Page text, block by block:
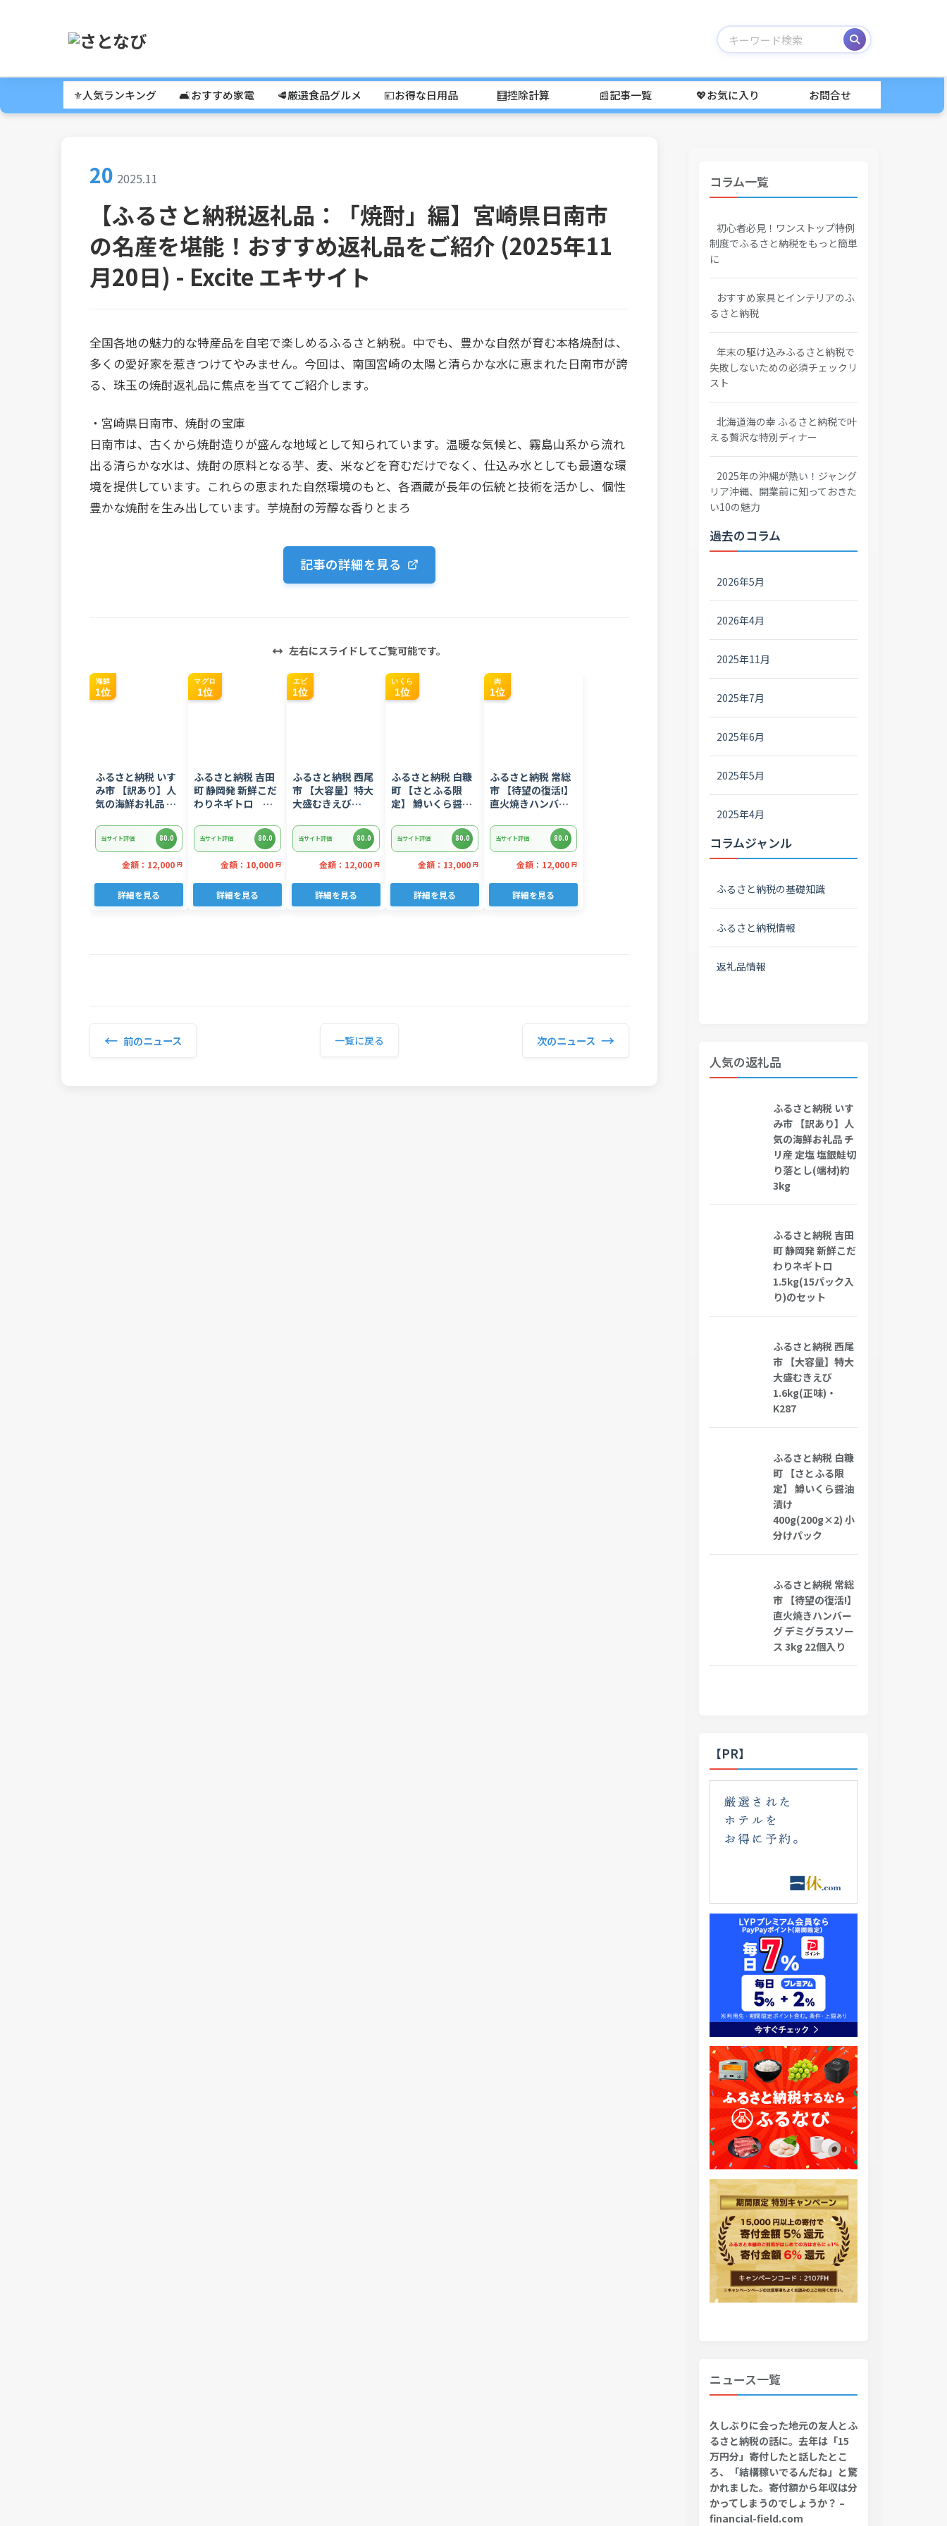
⚜️人気ランキング 🛋️おすすめ家電 🥩厳選食品グルメ 💴お得な日用品 🧮控除計算 📰記事一覧 💖お気に入り お問合せ
20 2025.11
【ふるさと納税返礼品：「焼酎」編】宮崎県日南市
の名産を堪能！おすすめ返礼品をご紹介 (2025年11
月20日) - Excite エキサイト
全国各地の魅力的な特産品を自宅で楽しめるふるさと納税。中でも、豊かな自然が育む本格焼酎は、
多くの愛好家を惹きつけてやみません。今回は、南国宮崎の太陽と清らかな水に恵まれた日南市が誇
る、珠玉の焼酎返礼品に焦点を当ててご紹介します。
・宮崎県日南市、焼酎の宝庫
日南市は、古くから焼酎造りが盛んな地域として知られています。温暖な気候と、霧島山系から流れ
出る清らかな水は、焼酎の原料となる芋、麦、米などを育むだけでなく、仕込み水としても最適な環
境を提供しています。これらの恵まれた自然環境のもと、各酒蔵が長年の伝統と技術を活かし、個性
豊かな焼酎を生み出しています。芋焼酎の芳醇な香りとまろ
記事の詳細を見る
左右にスライドしてご覧可能です。
海鮮
1位
ふるさと納税 いす
み市 【訳あり】人
気の海鮮お礼品 チ
り落とし(端材)約
3kg
当サイト評価 80.0
金額：12,000 円
詳細を見る
マグロ
1位
ふるさと納税 吉田
町 静岡発 新鮮こだ
わりネギトロ
り)のセット
当サイト評価 80.0
金額：10,000 円
詳細を見る
エビ
1位
ふるさと納税 西尾
市 【大容量】特大
大盛むきえび
当サイト評価 80.0
金額：12,000 円
詳細を見る
いくら
1位
ふるさと納税 白糠
町 【さとふる限
定】 鱒いくら醤油
400g(200g×2) 小
分けパック
当サイト評価 80.0
金額：13,000 円
詳細を見る
肉
1位
ふるさと納税 常総
市 【待望の復活!】
直火焼きハンバー
ス 3kg 22個入り
当サイト評価 80.0
金額：12,000 円
詳細を見る
← 前のニュース 一覧に戻る 次のニュース →
コラム一覧
初心者必見！ワンストップ特例
制度でふるさと納税をもっと簡単
に
おすすめ家具とインテリアのふ
るさと納税
年末の駆け込みふるさと納税で
失敗しないための必須チェックリ
スト
北海道海の幸 ふるさと納税で叶
える贅沢な特別ディナー
2025年の沖縄が熱い！ジャング
リア沖縄、開業前に知っておきた
い10の魅力
過去のコラム
2026年5月
2026年4月
2025年11月
2025年7月
2025年6月
2025年5月
2025年4月
コラムジャンル
ふるさと納税の基礎知識
ふるさと納税情報
返礼品情報
人気の返礼品
ふるさと納税 いす
み市 【訳あり】人
気の海鮮お礼品 チ
リ産 定塩 塩銀鮭切
り落とし(端材)約
3kg
ふるさと納税 吉田
町 静岡発 新鮮こだ
わりネギトロ
1.5kg(15パック入
り)のセット
ふるさと納税 西尾
市 【大容量】特大
大盛むきえび
1.6kg(正味)・
K287
ふるさと納税 白糠
町 【さとふる限
定】 鱒いくら醤油
漬け
400g(200g×2) 小
分けパック
ふるさと納税 常総
市 【待望の復活!】
直火焼きハンバー
グ デミグラスソー
ス 3kg 22個入り
【PR】
ニュース一覧
久しぶりに会った地元の友人とふ
るさと納税の話に。去年は「15
万円分」寄付したと話したとこ
ろ、「結構稼いでるんだね」と驚
かれました。寄付額から年収は分
かってしまうのでしょうか？ –
financial-field.com